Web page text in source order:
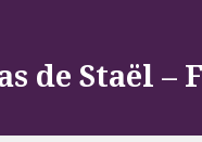
de Staël –